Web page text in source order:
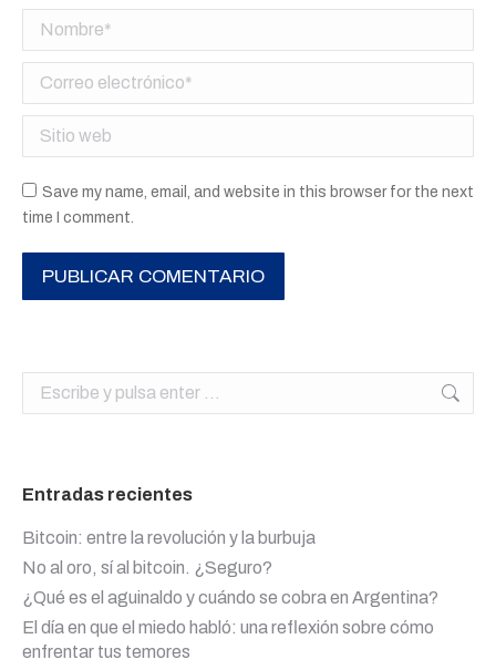
Nombre *
Correo electrónico *
Sitio web
Save my name, email, and website in this browser for the next
time I comment.
PUBLICAR COMENTARIO
Buscar:
Entradas recientes
Bitcoin: entre la revolución y la burbuja
No al oro, sí al bitcoin. ¿Seguro?
¿Qué es el aguinaldo y cuándo se cobra en Argentina?
El día en que el miedo habló: una reflexión sobre cómo
enfrentar tus temores